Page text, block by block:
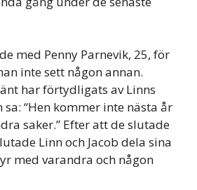
med Penny Parnevik, 25, för
inte sett någon annan.
har förtydligats av Linns
sa: “Hen kommer inte nästa år
saker.” Efter att de slutade
Linn och Jacob dela sina
med varandra och någon